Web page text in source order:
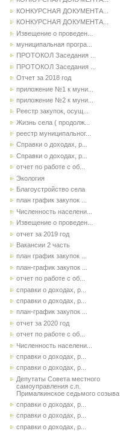
КОНКУРСНАЯ ДОКУМЕНТА...
КОНКУРСНАЯ ДОКУМЕНТА...
Извещение о проведен...
муниципальная програ...
ПРОТОКОЛ Заседания ...
ПРОТОКОЛ Заседания ...
Отчет за 2018 год
приложение №1 к муни...
приложение №2 к муни...
Реестр закупок, осущ...
Жизнь села ( продолж...
реестр муниципальног...
Справки о доходах, р...
Справки о доходах, р...
отчет по работе с об...
Экология
Благоустройство села
план график закупок ...
Численность населени...
Извещение о проведен...
отчет за 2019 год
Вакансии 2 часть
план график закупок ...
план-график закупок ...
отчет по работе с об...
справки о доходах, р...
справки о доходах, р...
план-график закупок ...
отчет за 2020 год
отчет по работе с об...
Численность населени...
справки о доходах, р...
справки о доходах, р...
Депутаты Совета местного
самоуправления с.п.
Прималкинское седьмого созыва
справки о доходах, р...
справки о доходах, р...
справки о доходах, р...